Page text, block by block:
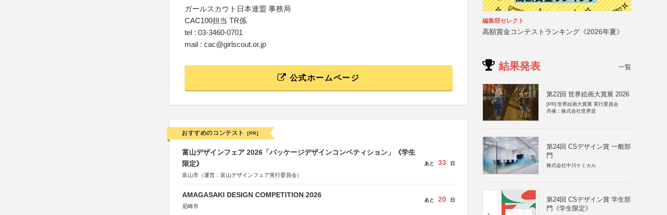
ガールスカウト日本連盟 事務局
CAC100担当 TR係
tel : 03-3460-0701
mail : cac@girlscout.or.jp
公式ホームページ
おすすめのコンテスト [PR]
富山デザインフェア 2026「パッケージデザインコンペティション」《学生
限定》
富山市（運営：富山デザインフェア実行委員会）
あと 33 日
AMAGASAKI DESIGN COMPETITION 2026
尼崎市
あと 20 日
編集部セレクト
高額賞金コンテストランキング《2026年夏》
結果発表 一覧
第22回 世界絵画大賞展 2026
[PR] 世界絵画大賞展 実行委員会
共催：株式会社世界堂
第24回 CSデザイン賞 一般部
門
株式会社中川ケミカル
第24回 CSデザイン賞 学生部
門《学生限定》